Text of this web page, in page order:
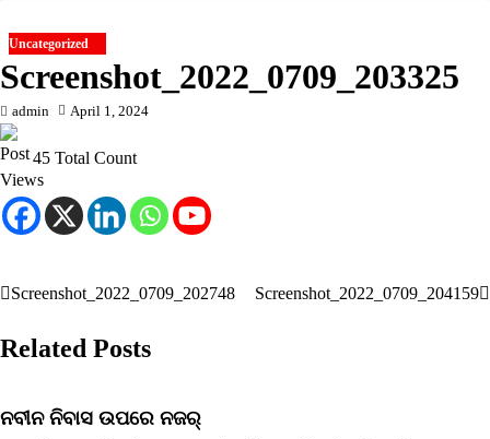
Uncategorized
Screenshot_2022_0709_203325
admin April 1, 2024
45 Total Count
Post
navigation
Screenshot_2022_0709_202748 Screenshot_2022_0709_204159
Related Posts
ନବୀନ ନିବାସ ଉପରେ ନଜର୍